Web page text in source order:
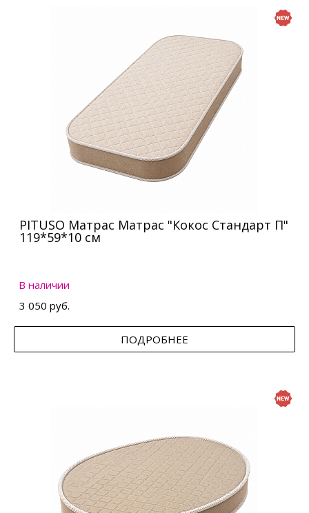
PITUSO Матрас Матрас "Кокос Стандарт П"
119*59*10 см
В наличии
3 050 руб.
ПОДРОБНЕЕ